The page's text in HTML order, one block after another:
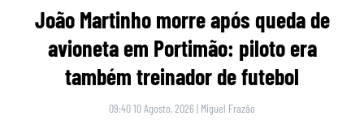
João Martinho morre após queda de
avioneta em Portimão: piloto era
também treinador de futebol
09:40 10 Agosto, 2026 | Miguel Frazão